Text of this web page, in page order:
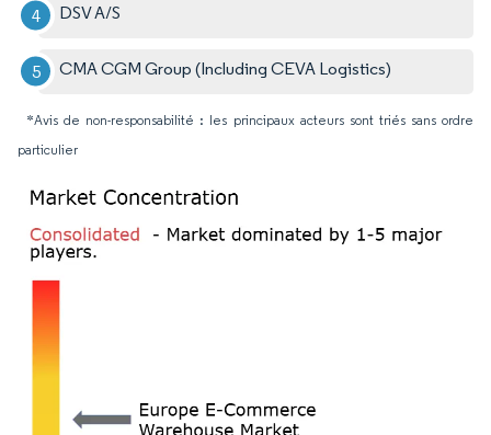
DSV A/S
CMA CGM Group (Including CEVA Logistics)
*Avis de non-responsabilité : les principaux acteurs sont triés sans ordre
particulier